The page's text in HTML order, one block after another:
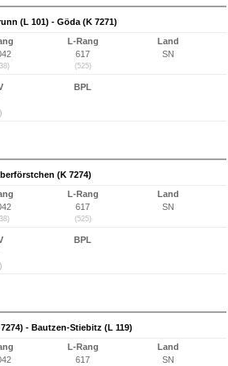
(L 101) - Göda (K 7271)
L-Rang
617
(525)
Land
SN
BPL
(K 7274)
L-Rang
617
(525)
Land
SN
BPL
- Bautzen-Stiebitz (L 119)
L-Rang
617
Land
SN